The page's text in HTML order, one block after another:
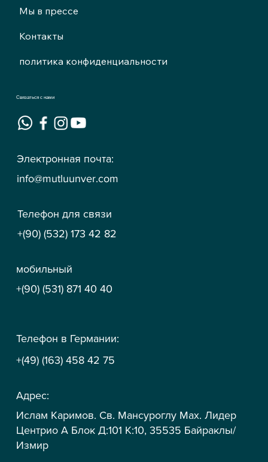
Мы в прессе
Контакты
политика конфиденциальности
Связаться с нами
info@mutluunver.com
Электронная почта:
Телефон для связи
+(90) (532) 173 42 82
мобильный
+(90) (531) 871 40 40
Телефон в Германии:
+(49) (163) 458 42 75
Ислам Каримов. Св. Мансуроглу Мах. Лидер
Центрио А Блок Д:101 К:10, 35535 Байраклы/
Измир
Адрес: